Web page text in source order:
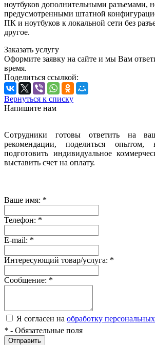
ноутбуков дополнительными разъемами,
предусмотренными штатной
ПК и ноутбуков к локальной сети без
другое.
Заказать услугу
Оформите заявку на сайте и мы Вам
время.
Поделиться ссылкой:
Вернуться к списку
Напишите нам
Сотрудники готовы ответить на
рекомендации, поделиться опытом,
подготовить индивидуальное
выставить счет на оплату.
Ваше имя: *
Телефон: *
E-mail: *
Интересующий товар/услуга: *
Сообщение: *
Я согласен на обработку
* - Обязательные поля
Отправить